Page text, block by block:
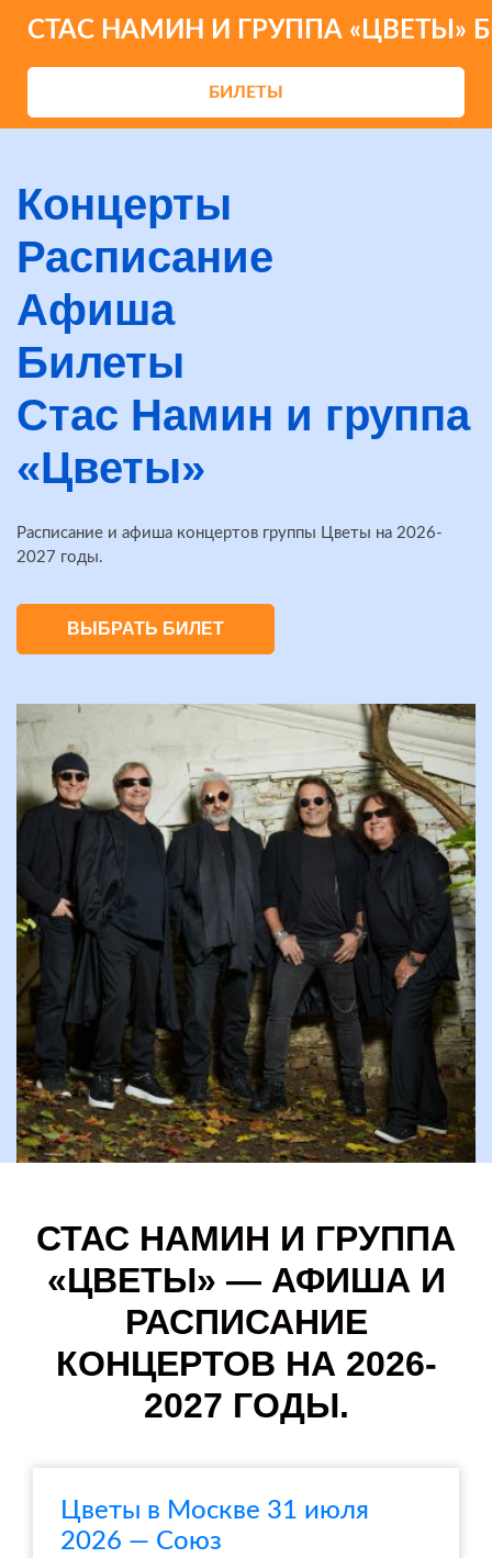
СТАС НАМИН И ГРУППА «ЦВЕТЫ»
БИЛЕТЫ
Концерты
Расписание
Афиша
Билеты
Стас Намин и группа
«Цветы»
Расписание и афиша концертов группы Цветы на 2026-
2027 годы.
ВЫБРАТЬ БИЛЕТ
СТАС НАМИН И ГРУППА
«ЦВЕТЫ» — АФИША И
РАСПИСАНИЕ
КОНЦЕРТОВ НА 2026-
2027 ГОДЫ.
Цветы в Москве 31 июля
2026 — Союз